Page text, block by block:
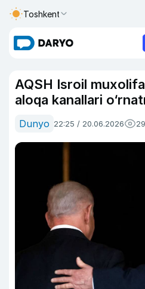
Toshkent
AQSH Isroil
aloqa kanallari
Dunyo 22:25 / 20.06.2026